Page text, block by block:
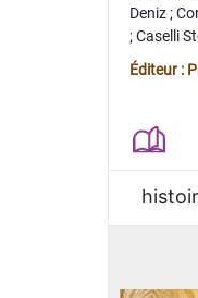
Deniz;
;Caselli
Juan
Éditeur :